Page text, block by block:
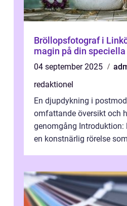
Bröllopsfotograf i
magin på din speciella
04 september 2025
redaktionel
En djupdykning i
omfattande översikt och
genomgång Introduktion:
en konstnärlig rörelse